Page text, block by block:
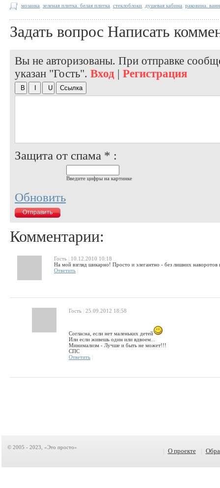
мозаика зеленая плитка. белая плитка стеклоблоки душевая кабина раковина.
Задать вопрос Написать
Вы не авторизованы. При отправке
указан "Гость". Вход | Регистрация
Защита от спама * :
Введите цифры на картинке
Обновить
Комментарии:
Гость
10.12.2010 10:18
На мой взгляд шикарно! Просто и элегантно - без лишних наворотов
Ответить
Гость 25.09.2012 18:58
Согласна, если нет маленьких детей
Или если живешь один или вдвоем...
Минимализм - Лучше и быть не может!!!
СПС
Ответить
© 2005 - 2023, «Это просто» О проекте